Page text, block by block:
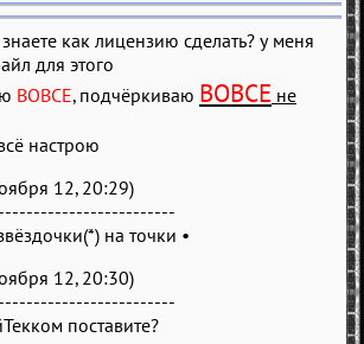
как лицензию сделать? у меня
для этого
ВОВСЕ, подчёркиваю ВОВСЕ не
настрою
12, 20:29)
на точки •
12, 20:30)
поставите?